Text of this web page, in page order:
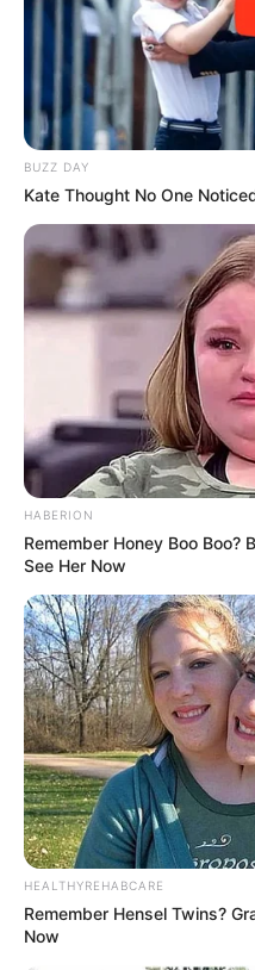
Fail! 10 Potret
Dimasak yang Bikin
Nggak Selera
10 Pose Manekin Anti
Mainstream yang
Banget
8 Kata Lucu Seputar
Minggu ala Jomblo
Ngenes
10 Desain Kanopi
BUZZ DAY
Kate Thought No One
HABERION
Remember Honey Boo Boo?
See Her Now
HEALTHYREHABCARE
Remember Hensel Twins?
Now